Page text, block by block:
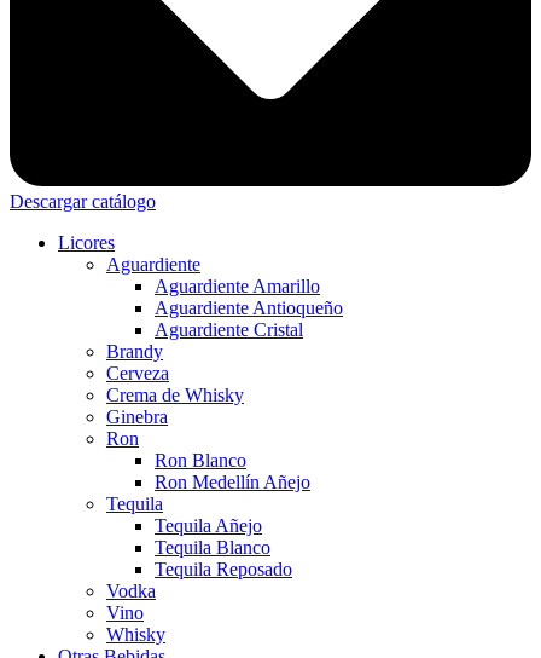
Descargar catálogo
Licores
Aguardiente
Aguardiente Amarillo
Aguardiente Antioqueño
Aguardiente Cristal
Brandy
Cerveza
Crema de Whisky
Ginebra
Ron
Ron Blanco
Ron Medellín Añejo
Tequila
Tequila Añejo
Tequila Blanco
Tequila Reposado
Vodka
Vino
Whisky